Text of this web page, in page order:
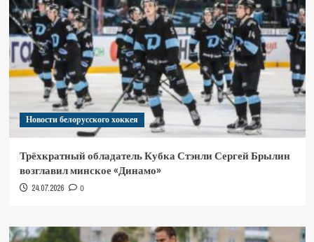
Новости белорусского хоккея
Трёхкратный обладатель Кубка Стэнли Сергей Брылин
возглавил минское «Динамо»
24.07.2026 0